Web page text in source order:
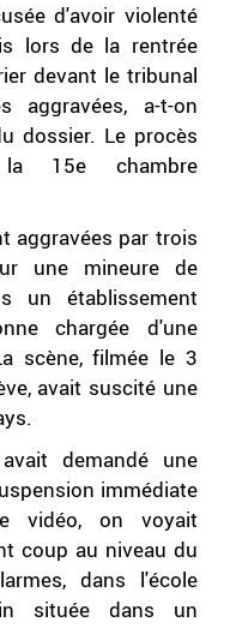
d'avoir violenté
lors de la rentrée
devant le tribunal
aggravées, a-t-on
dossier. Le procès
15e chambre
aggravées par trois
une mineure de
un établissement
chargée d'une
scène, filmée le 3
avait suscité une
demandé une
immédiate
vidéo, on voyait
coup au niveau du
dans l'école
située dans un